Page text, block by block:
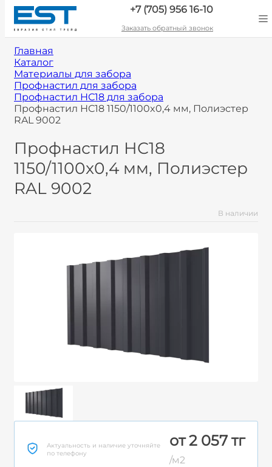
+7 (705) 956 16-10
Заказать обратный звонок
Главная
Каталог
Материалы для забора
Профнастил для забора
Профнастил НС18 для забора
Профнастил НС18 1150/1100x0,4 мм, Полиэстер
RAL 9002
Профнастил НС18
1150/1100x0,4 мм, Полиэстер
RAL 9002
В наличии
Актуальность и наличие уточняйте
по телефону
от 2 057 тг
/м2